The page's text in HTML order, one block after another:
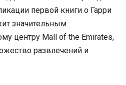
первой книги о Гарри
значительным
центру Mall of the Emirates,
развлечений и